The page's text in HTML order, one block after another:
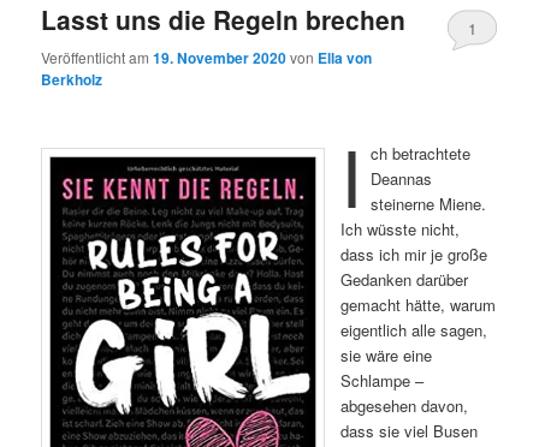
Lasst uns die Regeln brechen
Veröffentlicht am19. November 2020von Ella von
Berkholz
1
I
ch betrachtete
Deannas
steinerne Miene.
Ich wüsste nicht,
dass ich mir je große
Gedanken darüber
gemacht hätte, warum
eigentlich alle sagen,
sie wäre eine
Schlampe –
abgesehen davon,
dass sie viel Busen